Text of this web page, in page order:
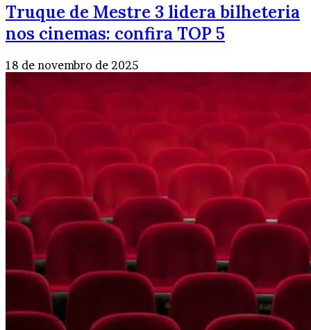
Truque de Mestre 3 lidera bilheteria
nos cinemas: confira TOP 5
18 de novembro de 2025